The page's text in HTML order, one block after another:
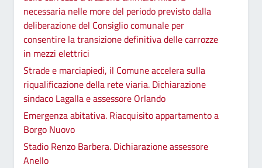
necessaria nelle more del periodo previsto dalla
deliberazione del Consiglio comunale per
consentire la transizione definitiva delle carrozze
in mezzi elettrici
Strade e marciapiedi, il Comune accelera sulla
riqualificazione della rete viaria. Dichiarazione
sindaco Lagalla e assessore Orlando
Emergenza abitativa. Riacquisito appartamento a
Borgo Nuovo
Stadio Renzo Barbera. Dichiarazione assessore
Anello